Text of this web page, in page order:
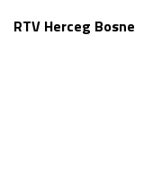
RTV Herceg Bosne